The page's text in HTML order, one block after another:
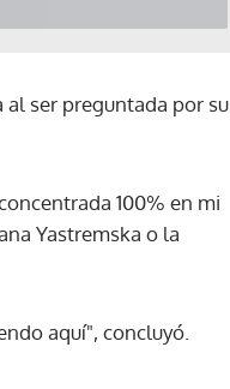
al ser preguntada por su
100% en mi
Yastremska o la
aquí", concluyó.